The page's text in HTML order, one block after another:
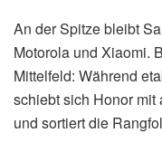
An der Spitze bleibt
Motorola und Xiaomi.
Mittelfeld: Während
schiebt sich Honor mit
und sortiert die